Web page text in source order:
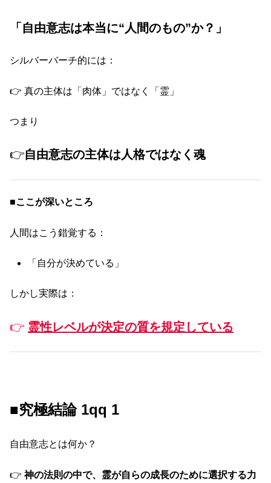
「自由意志は本当に“人間のもの”か？」
シルバーバーチ的には：
👉 真の主体は「肉体」ではなく「霊」
つまり
👉自由意志の主体は人格ではなく魂
■ここが深いところ
人間はこう錯覚する：
「自分が決めている」
しかし実際は：
👉 霊性レベルが決定の質を規定している
■究極結論 1qq 1
自由意志とは何か？
👉神の法則の中で、霊が自らの成長のために選択する力